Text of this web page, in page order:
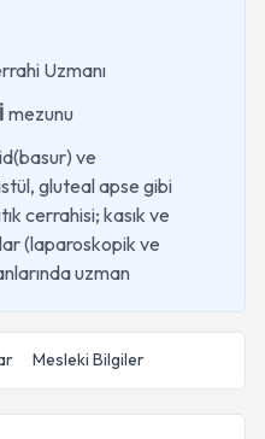
Uzmanı
mezunu
ve
gluteal apse gibi
cerrahisi; kasık ve
(laparoskopik ve
uzman
Mesleki Bilgiler